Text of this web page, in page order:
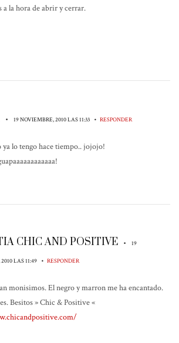
a la hora de abrir y cerrar.
• 19 NOVIEMBRE, 2010 LAS 11:33 • RESPONDER
ya lo tengo hace tiempo.. jojojo!
CHIC AND POSITIVE • 19
LAS 11:49 • RESPONDER
monisimos. El negro y marron me ha encantado.
Besitos » Chic & Positive «